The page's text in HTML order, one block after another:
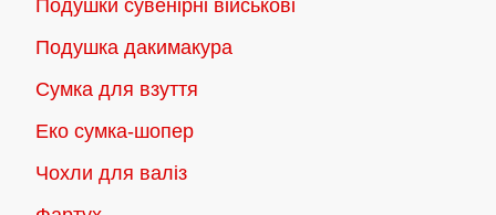
Подушки сувенірні військові
Подушка дакимакура
Сумка для взуття
Еко сумка-шопер
Чохли для валіз